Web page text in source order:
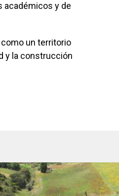
académicos y de
un territorio
y la construcción